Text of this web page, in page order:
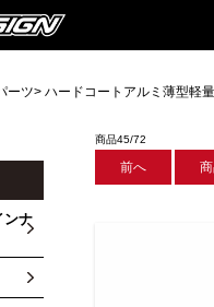
ーツ> ハードコートアルミ薄型軽
ンナ
商品45/72
前へ